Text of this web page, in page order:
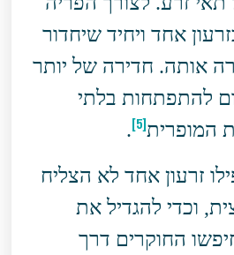
אחד ויחיד שיחדור
אותה. חדירה של יותר
להתפתחות בלתי
המופרית[5]
.
זרעון אחד לא הצליח
וכדי להגדיל את
החוקרים דרך